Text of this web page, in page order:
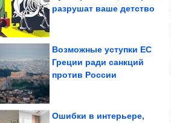
разрушат ваше детство
Как носить горошек
Возможные уступки ЕС
Греции ради санкций
против России
Ошибки в интерьере,